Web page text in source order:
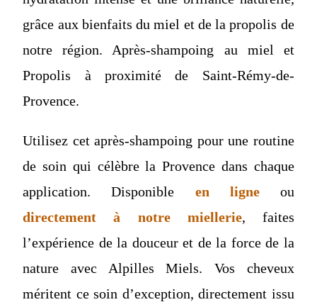
grâce aux bienfaits du miel et de la propolis de
notre région. Après-shampoing au miel et
Propolis à proximité de Saint-Rémy-de-
Provence.
Utilisez cet après-shampoing pour une routine
de soin qui célèbre la Provence dans chaque
application. Disponible en ligneou
directement à notre miellerie, faites
l’expérience de la douceur et de la force de la
nature avec Alpilles Miels. Vos cheveux
méritent ce soin d’exception, directement issu